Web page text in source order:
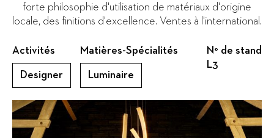
forte philosophie d'utilisation de matériaux d'origine
locale, des finitions d'excellence. Ventes à l'international.
Activités
Designer
Matières-Spécialités
Luminaire
N° de stand
L3